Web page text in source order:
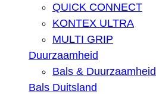
QUICK CONNECT
KONTEX ULTRA
MULTI GRIP
Duurzaamheid
Bals & Duurzaamheid
Bals Duitsland